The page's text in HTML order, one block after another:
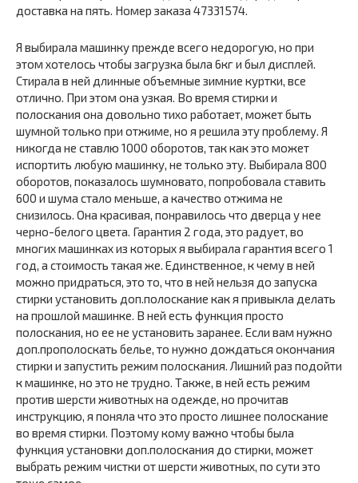
доставка на пять. Номер заказа 47331574.
Я выбирала машинку прежде всего недорогую, но при
этом хотелось чтобы загрузка была 6кг и был дисплей.
Стирала в ней длинные объемные зимние куртки, все
отлично. При этом она узкая. Во время стирки и
полоскания она довольно тихо работает, может быть
шумной только при отжиме, но я решила эту проблему. Я
никогда не ставлю 1000 оборотов, так как это может
испортить любую машинку, не только эту. Выбирала 800
оборотов, показалось шумновато, попробовала ставить
600 и шума стало меньше, а качество отжима не
снизилось. Она красивая, понравилось что дверца у нее
черно-белого цвета. Гарантия 2 года, это радует, во
многих машинках из которых я выбирала гарантия всего 1
год, а стоимость такая же. Единственное, к чему в ней
можно придраться, это то, что в ней нельзя до запуска
стирки установить доп.полоскание как я привыкла делать
на прошлой машинке. В ней есть функция просто
полоскания, но ее не установить заранее. Если вам нужно
доп.прополоскать белье, то нужно дождаться окончания
стирки и запустить режим полоскания. Лишний раз подойти
к машинке, но это не трудно. Также, в ней есть режим
против шерсти животных на одежде, но прочитав
инструкцию, я поняла что это просто лишнее полоскание
во время стирки. Поэтому кому важно чтобы была
функция установки доп.полоскания до стирки, может
выбрать режим чистки от шерсти животных, по сути это